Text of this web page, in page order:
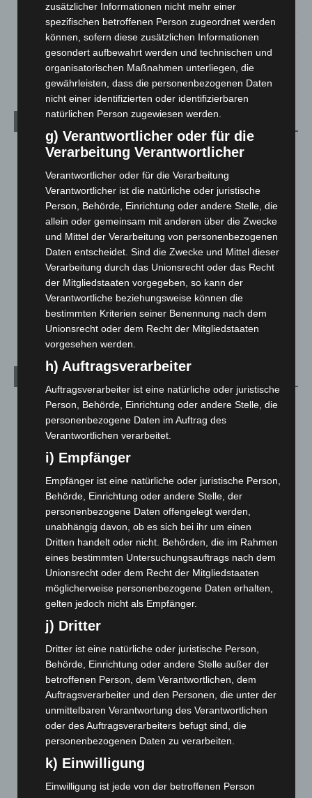
5. August 2026
Celle: Mensch stirbt bei Bagger-Unfall auf Baustelle
5. August 2026
Blaulicht
Corona-News
Hannover und Region
Langenhagen und Ortsteile
3.252
Leserbriefe
Menschen
Über uns
Veranstaltungen
August 2026 (14)
Juli 2026(73)
Juni 2026
(139)
Mai 2026
(99)
April 2026
(99)
März 2026(115)
Februar 2026(109)
Januar 2026(122)
Dezember 2025(103)
November 2025(114)
September 2025
August 2025
(90)
Juli 2025(90)
Juni 2025(103)
Mai 2025(112)
April 2025(88)
März 2025(111)
Februar 2025(96)
zusätzlicher Informationen nicht mehr einer
spezifischen betroffenen Person zugeordnet werden
können, sofern diese zusätzlichen Informationen
gesondert aufbewahrt werden und technischen und
organisatorischen Maßnahmen unterliegen, die
gewährleisten, dass die personenbezogenen Daten
nicht einer identifizierten oder identifizierbaren
natürlichen Person zugewiesen werden.
g) Verantwortlicher oder für die
Verarbeitung Verantwortlicher
Verantwortlicher oder für die Verarbeitung
Verantwortlicher ist die natürliche oder juristische
Person, Behörde, Einrichtung oder andere Stelle, die
allein oder gemeinsam mit anderen über die Zwecke
und Mittel der Verarbeitung von personenbezogenen
Daten entscheidet. Sind die Zwecke und Mittel dieser
Verarbeitung durch das Unionsrecht oder das Recht
der Mitgliedstaaten vorgegeben, so kann der
Verantwortliche beziehungsweise können die
bestimmten Kriterien seiner Benennung nach dem
Unionsrecht oder dem Recht der Mitgliedstaaten
vorgesehen werden.
h) Auftragsverarbeiter
Auftragsverarbeiter ist eine natürliche oder juristische
Person, Behörde, Einrichtung oder andere Stelle, die
personenbezogene Daten im Auftrag des
Verantwortlichen verarbeitet.
i) Empfänger
Empfänger ist eine natürliche oder juristische Person,
Behörde, Einrichtung oder andere Stelle, der
personenbezogene Daten offengelegt werden,
unabhängig davon, ob es sich bei ihr um einen
Dritten handelt oder nicht. Behörden, die im Rahmen
eines bestimmten Untersuchungsauftrags nach dem
Unionsrecht oder dem Recht der Mitgliedstaaten
möglicherweise personenbezogene Daten erhalten,
gelten jedoch nicht als Empfänger.
j) Dritter
Dritter ist eine natürliche oder juristische Person,
Behörde, Einrichtung oder andere Stelle außer der
betroffenen Person, dem Verantwortlichen, dem
Auftragsverarbeiter und den Personen, die unter der
unmittelbaren Verantwortung des Verantwortlichen
oder des Auftragsverarbeiters befugt sind, die
personenbezogenen Daten zu verarbeiten.
k) Einwilligung
Einwilligung ist jede von der betroffenen Person